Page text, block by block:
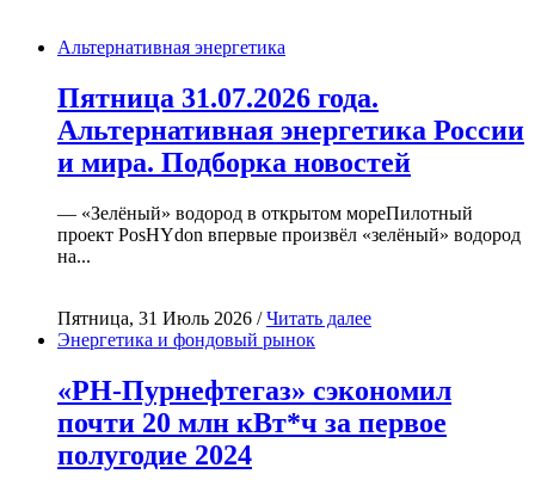
Альтернативная энергетика
Пятница 31.07.2026 года.
Альтернативная энергетика России
и мира. Подборка новостей
— «Зелёный» водород в открытом мореПилотный
проект PosHYdon впервые произвёл «зелёный» водород
на...
Пятница, 31 Июль 2026 /Читать далее
Энергетика и фондовый рынок
«РН-Пурнефтегаз» сэкономил
почти 20 млн кВт*ч за первое
полугодие 2024